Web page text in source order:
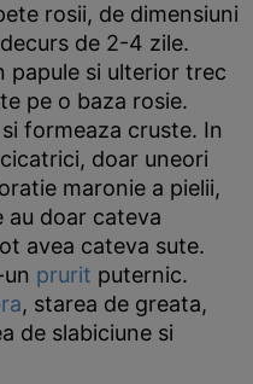
rosii, de dimensiuni
de 2-4 zile.
papule si ulterior trec
pe o baza rosie.
formeaza cruste. In
doar uneori
maronie a pielii,
au doar cateva
avea cateva sute.
prurit puternic.
, starea de greata,
de slabiciune si